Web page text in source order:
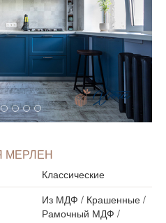
МЕРЛЕН
Классические
Из МДФ / Крашенные/
Рамочный МДФ /